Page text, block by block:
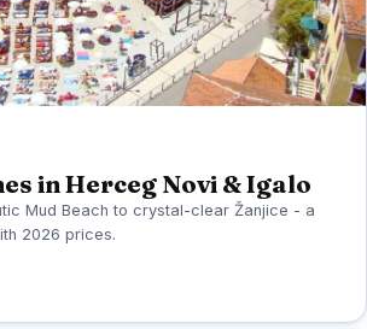
in Herceg Novi & Igalo
Mud Beach to crystal-clear Žanjice - a
2026 prices.